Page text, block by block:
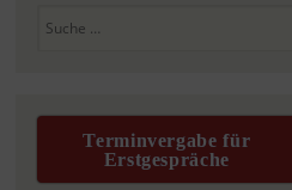
Terminvergabe für
Erstgespräche